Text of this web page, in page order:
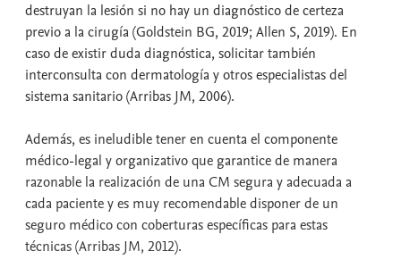
destruyan la lesión si no hay un diagnóstico de certeza
previo a la cirugía (Goldstein BG, 2019; Allen S, 2019). En
caso de existir duda diagnóstica, solicitar también
interconsulta con dermatología y otros especialistas del
sistema sanitario (Arribas JM, 2006).
Además, es ineludible tener en cuenta el componente
médico-legal y organizativo que garantice de manera
razonable la realización de una CM segura y adecuada a
cada paciente y es muy recomendable disponer de un
seguro médico con coberturas específicas para estas
técnicas (Arribas JM, 2012).